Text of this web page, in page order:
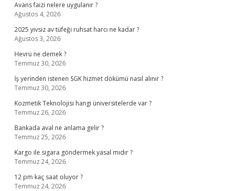
Avans faizi nelere uygulanır ?
Ağustos 4, 2026
2025 yivsiz av tüfeği ruhsat harcı ne kadar ?
Ağustos 3, 2026
Hevrü ne demek ?
Temmuz 30, 2026
İş yerinden istenen SGK hizmet dökümü nasıl alınır ?
Temmuz 30, 2026
Kozmetik Teknolojisi hangi üniversitelerde var ?
Temmuz 26, 2026
Bankada aval ne anlama gelir ?
Temmuz 25, 2026
Kargo ile sigara göndermek yasal mıdır ?
Temmuz 24, 2026
12 pm kaç saat oluyor ?
Temmuz 24, 2026